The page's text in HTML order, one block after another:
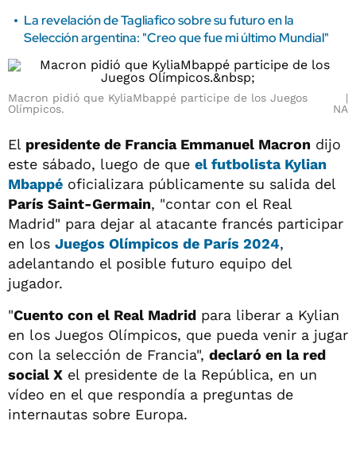
La revelación de Tagliafico sobre su futuro en la
Selección argentina: "Creo que fue mi último Mundial"
Macron pidió que KyliaMbappé participe de los Juegos
Olímpicos.
NA
El presidente de Francia Emmanuel Macron dijo
este sábado, luego de que el futbolista Kylian
Mbappé oficializara públicamente su salida del
París Saint-Germain, "contar con el Real
Madrid" para dejar al atacante francés participar
en los Juegos Olímpicos de París 2024,
adelantando el posible futuro equipo del
jugador.
"Cuento con el Real Madrid para liberar a Kylian
en los Juegos Olímpicos, que pueda venir a jugar
con la selección de Francia", declaró en la red
social X el presidente de la República, en un
vídeo en el que respondía a preguntas de
internautas sobre Europa.